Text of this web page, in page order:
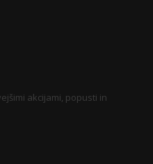
akcijami, popusti in